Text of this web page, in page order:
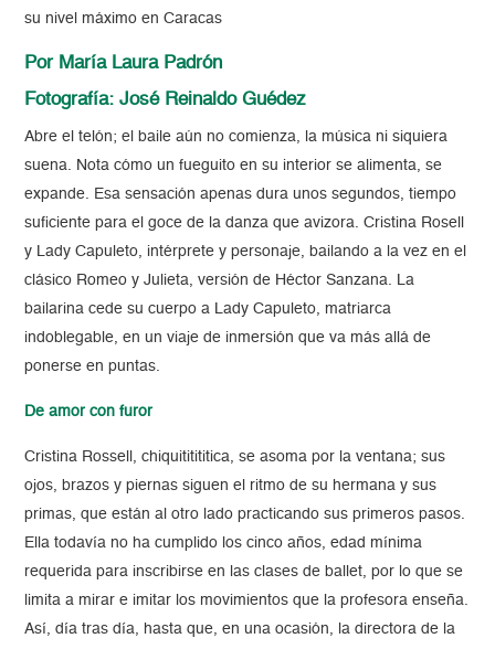
su nivel máximo en Caracas
Por María Laura Padrón
Fotografía: José Reinaldo Guédez
Abre el telón; el baile aún no comienza, la música ni siquiera
suena. Nota cómo un fueguito en su interior se alimenta, se
expande. Esa sensación apenas dura unos segundos, tiempo
suficiente para el goce de la danza que avizora. Cristina Rosell
y Lady Capuleto, intérprete y personaje, bailando a la vez en el
clásico Romeo y Julieta, versión de Héctor Sanzana. La
bailarina cede su cuerpo a Lady Capuleto, matriarca
indoblegable, en un viaje de inmersión que va más allá de
ponerse en puntas.
De amor con furor
Cristina Rossell, chiquititititica, se asoma por la ventana; sus
ojos, brazos y piernas siguen el ritmo de su hermana y sus
primas, que están al otro lado practicando sus primeros pasos.
Ella todavía no ha cumplido los cinco años, edad mínima
requerida para inscribirse en las clases de ballet, por lo que se
limita a mirar e imitar los movimientos que la profesora enseña.
Así, día tras día, hasta que, en una ocasión, la directora de la